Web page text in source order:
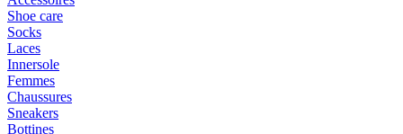
Shoe care
Socks
Laces
Innersole
Femmes
Chaussures
Sneakers
Bottines